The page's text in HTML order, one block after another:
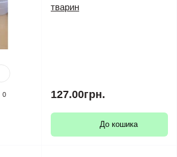
0
тварин
127.00грн.
До кошика